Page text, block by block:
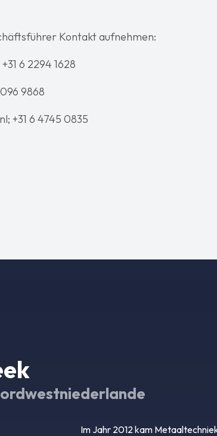
Kontakt aufnehmen:
6 2294 1628
9868
+31 6 4745 0835
Im Jahr 2012 kam